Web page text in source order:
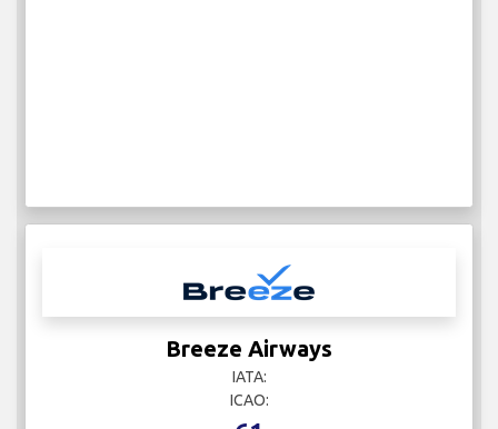
Breeze Airways
IATA:
ICAO: